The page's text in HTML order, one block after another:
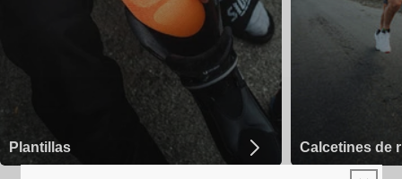
Plantillas Calcetines de